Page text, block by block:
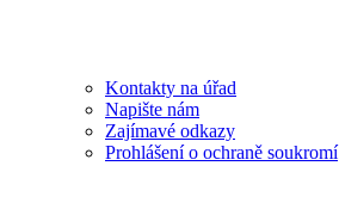
Kontakty na úřad
Napište nám
Zajímavé odkazy
Prohlášení o ochraně soukromí